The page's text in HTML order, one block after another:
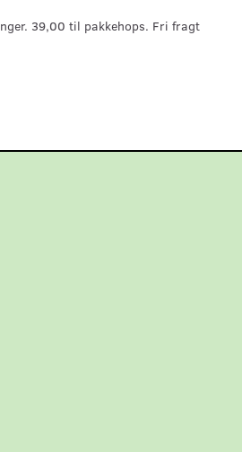
39,00 til pakkehops. Fri fragt